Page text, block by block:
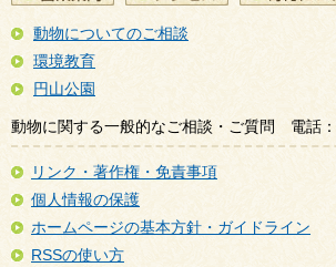
動物についてのご相談
環境教育
円山公園
動物に関する一般的なご相談・ご質問 電話：
リンク・著作権・免責事項
個人情報の保護
ホームページの基本方針・ガイドライン
RSSの使い方